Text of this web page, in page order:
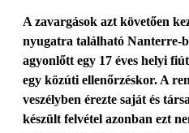
A zavargások azt követően
nyugatra található Nanterre-
agyonlőtt egy 17 éves helyi
egy közúti ellenőrzéskor. A
veszélyben érezte saját és
készült felvétel azonban ezt